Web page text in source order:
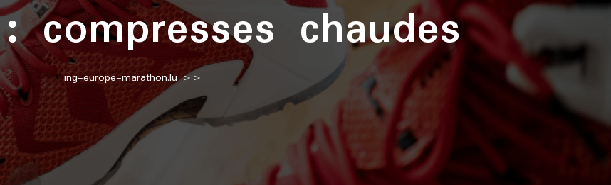
:compresses chaudes
ing-europe-marathon.lu>>